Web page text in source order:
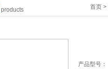
products 首页 >
产品型号：